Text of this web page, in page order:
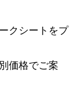
クシートをプ
価格でご案